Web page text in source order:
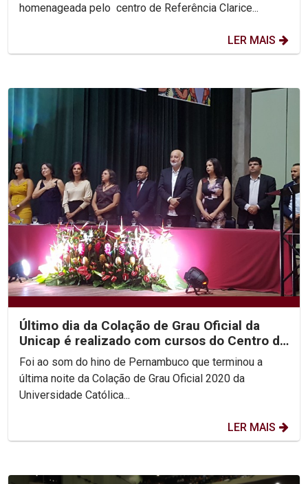
homenageada pelo centro de Referência Clarice...
LER MAIS
Último dia da Colação de Grau Oficial da
Unicap é realizado com cursos do Centro de
Ciências...
Foi ao som do hino de Pernambuco que terminou a
última noite da Colação de Grau Oficial 2020 da
Universidade Católica...
LER MAIS